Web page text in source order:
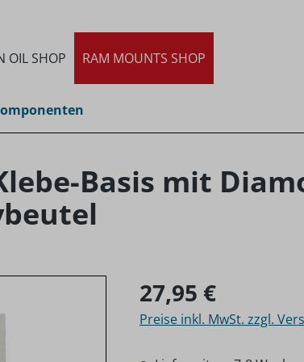
OIL SHOP RAM MOUNTS SHOP
Basis mit
Regulärer Preis:
27,95 €
Preise inkl. MwSt. zzgl.